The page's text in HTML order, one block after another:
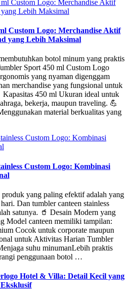
Custom Logo: Merchandise Aktif
yang Lebih Maksimal
botol minum yang praktis
Sport 450 ml Custom Logo
yang nyaman digenggam
merchandise yang fungsional untuk
Kapasitas 450 ml Ukuran ideal untuk
bekerja, maupun traveling. 💪
material berkualitas yang
Custom Logo: Kombinasi
yang paling efektif adalah yang
Dan tumbler canteen stainless
satunya. 🥤 Desain Modern yang
Model canteen memiliki tampilan:
Cocok untuk corporate maupun
untuk Aktivitas Harian Tumbler
suhu minumanLebih praktis
penggunaan botol …
Hotel & Villa: Detail Kecil yang